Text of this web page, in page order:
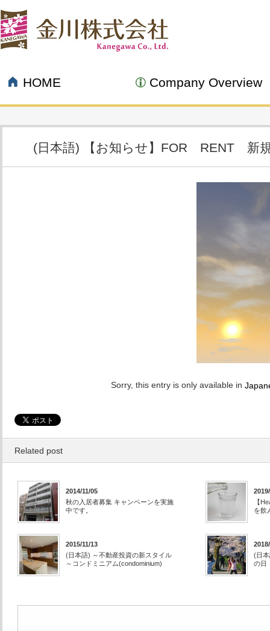
HOME Company Overview
(日本語) 【お知らせ】FOR RENT 新
Sorry, this entry is only available in
Related post
2014/11/05
秋の入居者募集 キャンペーンを実施
中です。
【
を飲
2015/11/13
(日本語) ～不動産投資の新スタイル
～コンドミニアム(condominium)
(日
の日